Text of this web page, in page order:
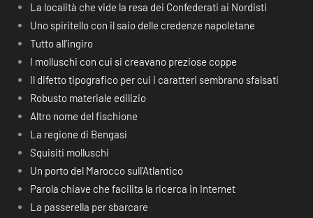
La località che vide la resa dei Confederati ai Nordisti
Uno spiritello con il saio delle credenze napoletane
Tutto all’ingiro
I molluschi con cui si creavano preziose coppe
Il difetto tipografico per cui i caratteri sembrano sfalsati
Robusto materiale edilizio
Altro nome del fischione
La regione di Bengasi
Squisiti molluschi
Un porto del Marocco sull’Atlantico
Parola chiave che facilita la ricerca in Internet
La passerella per sbarcare